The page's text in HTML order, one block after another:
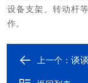
设备支架、转动杆
作。
上一个：谈